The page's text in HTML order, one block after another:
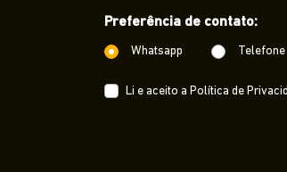
Preferência de contato:
Whatsapp Telefone
Li e aceito a Política de